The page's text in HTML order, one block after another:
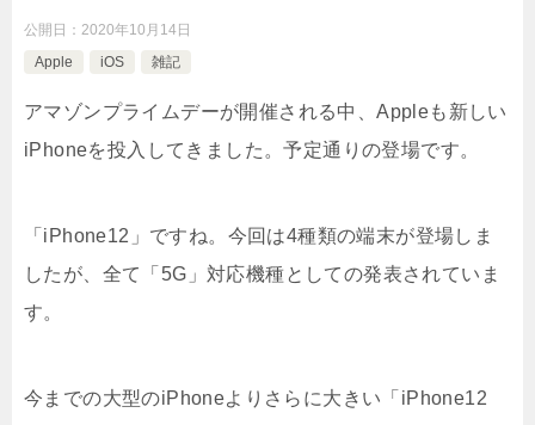
公開日： 2020年10月14日
Apple
iOS 雑記
アマゾンプライムデーが開催される中、Appleも新しい
iPhoneを投入してきました。予定通りの登場です。
「iPhone12」ですね。今回は4種類の端末が登場しま
したが、全て「5G」対応機種としての発表されていま
す。
今までの大型のiPhoneよりさらに大きい「iPhone12